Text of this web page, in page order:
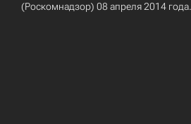
(Роскомнадзор) 08 апреля 2014 года.